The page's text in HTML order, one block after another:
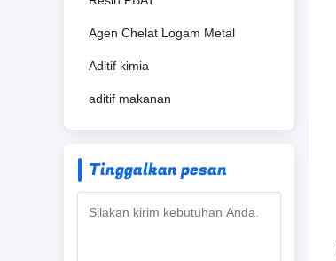
Agen Chelat Logam Metal
Aditif kimia
aditif makanan
Tinggalkan pesan